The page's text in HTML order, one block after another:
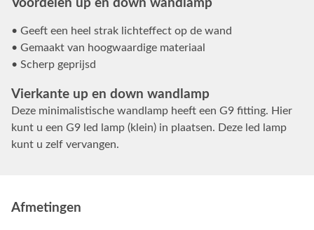
Voordelen up en down wandlamp
• Geeft een heel strak lichteffect op de wand
• Gemaakt van hoogwaardige materiaal
• Scherp geprijsd
Vierkante up en down wandlamp
Deze minimalistische wandlamp heeft een G9 fitting. Hier
kunt u een G9 led lamp (klein) in plaatsen. Deze led lamp
kunt u zelf vervangen.
Afmetingen